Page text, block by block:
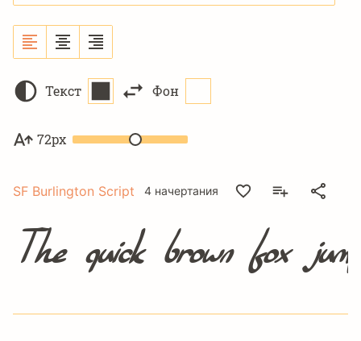
Текст Фон
72px
SF Burlington Script 4 начертания
The quick brown fox